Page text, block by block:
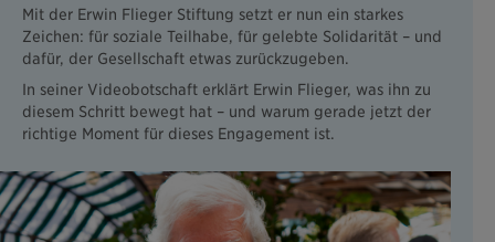
Mit der Erwin Flieger Stiftung setzt er nun ein starkes
Zeichen: für soziale Teilhabe, für gelebte Solidarität – und
dafür, der Gesellschaft etwas zurückzugeben.
In seiner Videobotschaft erklärt Erwin Flieger, was ihn zu
diesem Schritt bewegt hat – und warum gerade jetzt der
richtige Moment für dieses Engagement ist.